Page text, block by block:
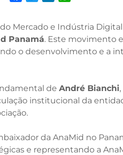
Mercado e Indústria
Panamá. Este movimento
o desenvolvimento e a
de André Bianchi
institucional da
da AnaMid no
e representando a